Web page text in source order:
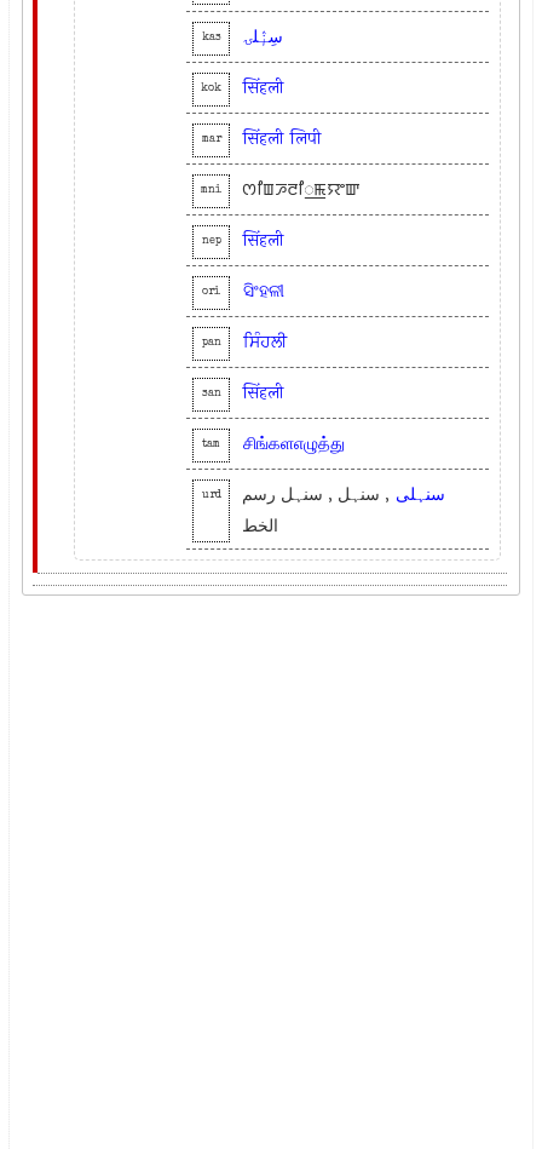
kas سِنٕٛلۍ
kok सिंहली
mar सिंहली लिपी
mni ꯁꯤꯡꯍꯂꯤ꯭ꯃꯌꯦꯛ
nep सिंहली
ori ସିଂହଳୀ
pan ਸਿੰਹਲੀ
san सिंहली
tam சிங்களஎழுத்து
urd سنہلی , سنہل , سنہل رسم
الخط